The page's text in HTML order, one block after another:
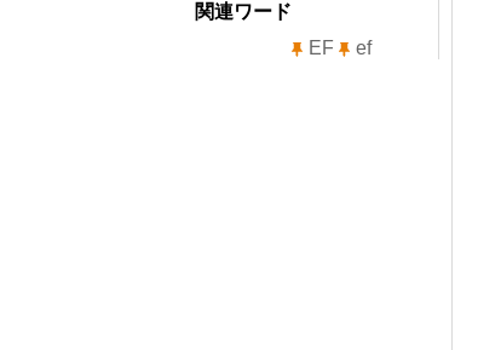
関連ワード
EF
ef